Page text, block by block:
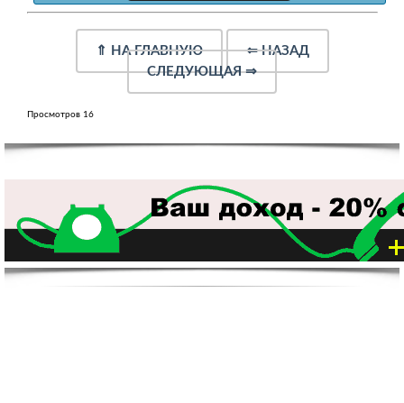
⇑ НА ГЛАВНУЮ ⇐НАЗАД
СЛЕДУЮЩАЯ⇒
Просмотров 16